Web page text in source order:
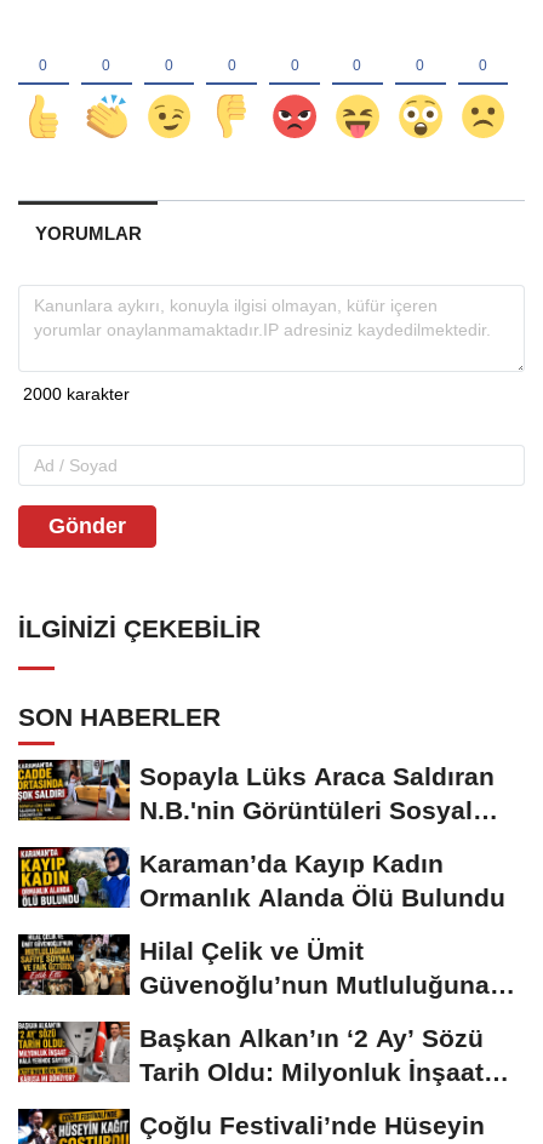
YORUMLAR
Gönder
İLGINIZI ÇEKEBILIR
SON HABERLER
Sopayla Lüks Araca Saldıran
N.B.'nin Görüntüleri Sosyal
Karaman’da Kayıp Kadın
Ormanlık Alanda Ölü Bulundu
Hilal Çelik ve Ümit
Güvenoğlu’nun Mutluluğuna
Başkan Alkan’ın ‘2 Ay’ Sözü
Tarih Oldu: Milyonluk İnşaat
Çoğlu Festivali’nde Hüseyin